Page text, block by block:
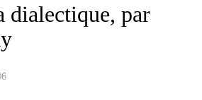
dialectique, par